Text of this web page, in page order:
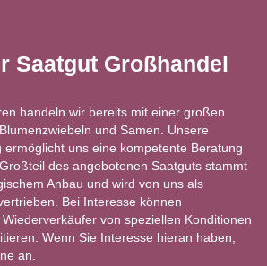
Saatgut Großhandel
handeln wir bereits mit einer großen
und Samen. Unsere
ermöglicht uns eine kompetente Beratung
des angebotenen Saatguts stammt
Anbau und wird von uns als
Bei Interesse können
von speziellen Konditionen
Wenn Sie Interesse hieran haben,
an.